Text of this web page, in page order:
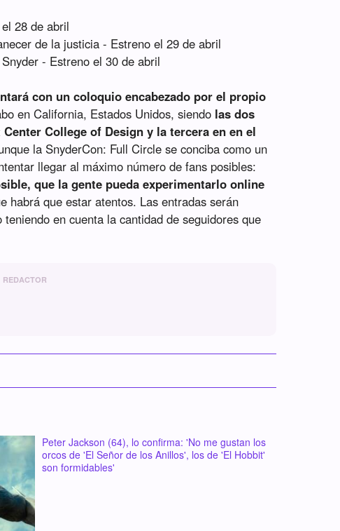
28 de abril
de la justicia - Estreno el 29 de abril
- Estreno el 30 de abril
con un coloquio encabezado por el propio
en California, Estados Unidos, siendo las dos
College of Design y la tercera en en el
la SnyderCon: Full Circle se conciba como un
llegar al máximo número de fans posibles:
que la gente pueda experimentarlo online
habrá que estar atentos. Las entradas serán
en cuenta la cantidad de seguidores que
REDACTOR
Peter Jackson (64), lo confirma: 'No me gustan los
orcos de 'El Señor de los Anillos', los de 'El Hobbit'
son formidables'